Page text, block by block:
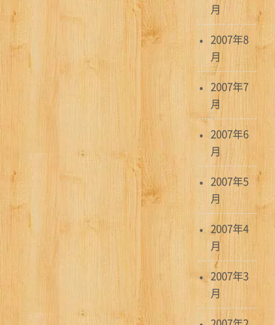
月
2007年8
月
2007年7
月
2007年6
月
2007年5
月
2007年4
月
2007年3
月